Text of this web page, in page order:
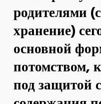
родителями
хранение)
основной
потомством,
под защитой